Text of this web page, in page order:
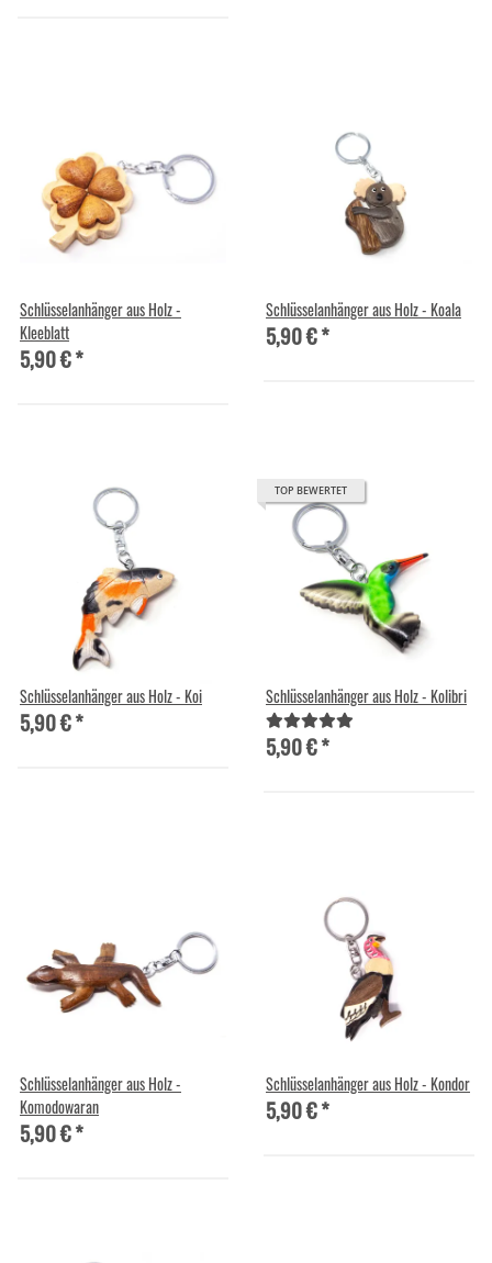
Schlüsselanhänger aus Holz -
Kleeblatt
5,90 €*
Schlüsselanhänger aus Holz - Koala
5,90 €*
Schlüsselanhänger aus Holz - Koi
5,90 €*
TOP BEWERTET
Schlüsselanhänger aus Holz - Kolibri
5,90 €*
Schlüsselanhänger aus Holz -
Komodowaran
5,90 €*
Schlüsselanhänger aus Holz - Kondor
5,90 €*